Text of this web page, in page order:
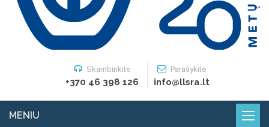
Skambinkite
+370 46 398 126
Parašykite
info@llsra.lt
MENIU